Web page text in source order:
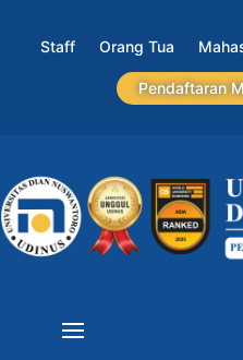
Staff Orang Tua
Pendaftaran